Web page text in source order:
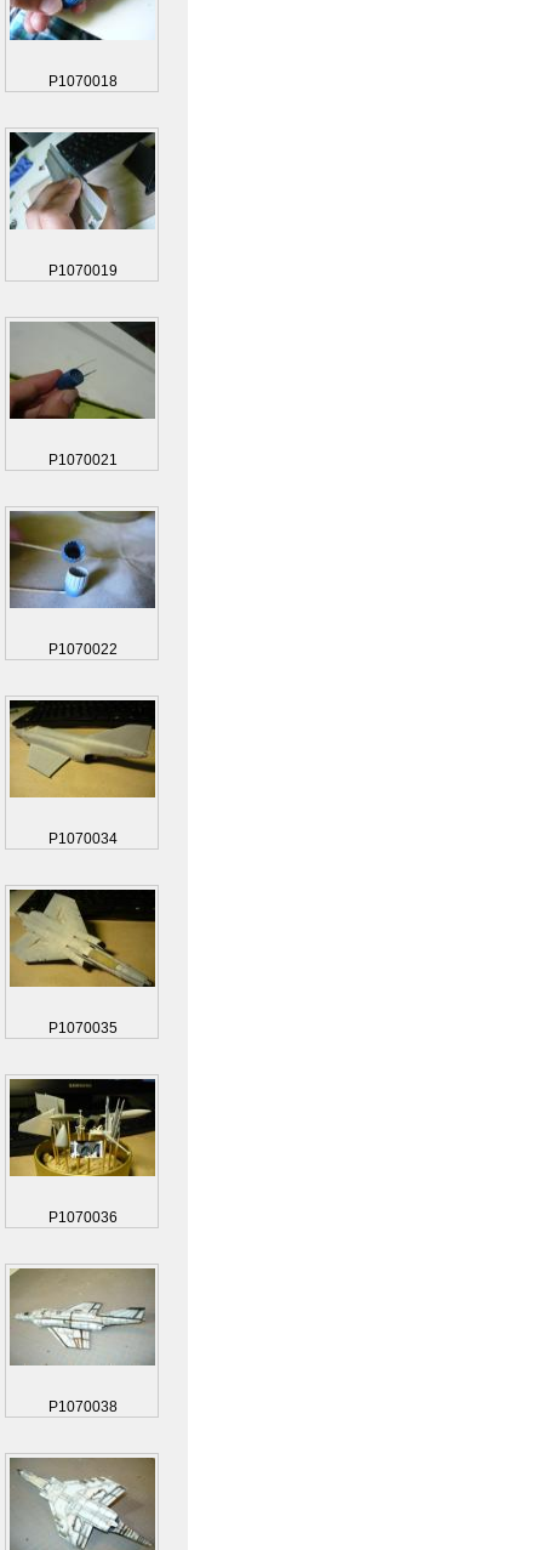
P1070018
P1070019
P1070021
P1070022
P1070034
P1070035
P1070036
P1070038